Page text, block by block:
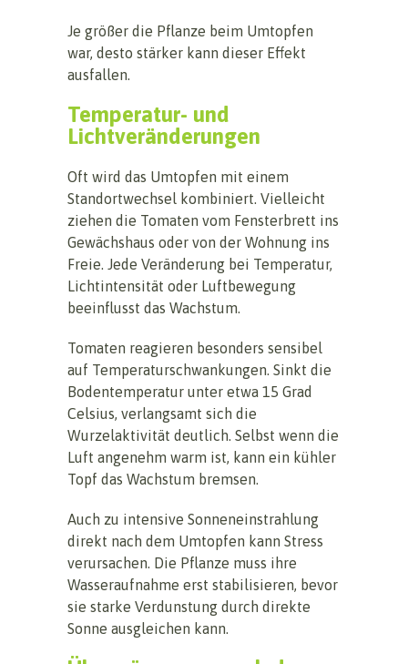
Je größer die Pflanze beim Umtopfen
war, desto stärker kann dieser Effekt
ausfallen.
Temperatur- und
Lichtveränderungen
Oft wird das Umtopfen mit einem
Standortwechsel kombiniert. Vielleicht
ziehen die Tomaten vom Fensterbrett ins
Gewächshaus oder von der Wohnung ins
Freie. Jede Veränderung bei Temperatur,
Lichtintensität oder Luftbewegung
beeinflusst das Wachstum.
Tomaten reagieren besonders sensibel
auf Temperaturschwankungen. Sinkt die
Bodentemperatur unter etwa 15 Grad
Celsius, verlangsamt sich die
Wurzelaktivität deutlich. Selbst wenn die
Luft angenehm warm ist, kann ein kühler
Topf das Wachstum bremsen.
Auch zu intensive Sonneneinstrahlung
direkt nach dem Umtopfen kann Stress
verursachen. Die Pflanze muss ihre
Wasseraufnahme erst stabilisieren, bevor
sie starke Verdunstung durch direkte
Sonne ausgleichen kann.